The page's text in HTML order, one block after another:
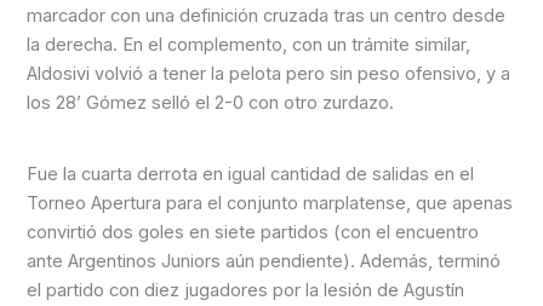
marcador con una definición cruzada tras un centro desde
la derecha. En el complemento, con un trámite similar,
Aldosivi volvió a tener la pelota pero sin peso ofensivo, y a
los 28’ Gómez selló el 2-0 con otro zurdazo.
Fue la cuarta derrota en igual cantidad de salidas en el
Torneo Apertura para el conjunto marplatense, que apenas
convirtió dos goles en siete partidos (con el encuentro
ante Argentinos Juniors aún pendiente). Además, terminó
el partido con diez jugadores por la lesión de Agustín